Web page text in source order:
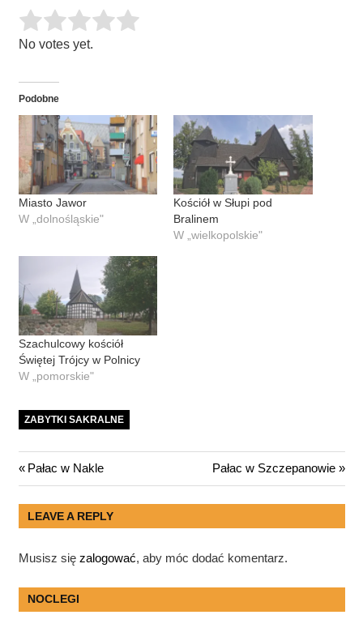
Rate this item:
No votes yet.
Podobne
Miasto Jawor
W „dolnośląskie"
Kościół w Słupi pod
Bralinem
W „wielkopolskie"
Szachulcowy kościół
Świętej Trójcy w Polnicy
W „pomorskie"
ZABYTKI SAKRALNE
Nawigacja
wpisu
Previous
Post:
Pałac w Nakle
Next
Post:
Pałac w Szczepanowie
LEAVE A REPLY
Musisz się zalogować, aby móc dodać komentarz.
NOCLEGI